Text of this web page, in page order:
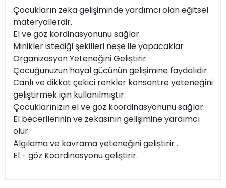
Çocukların zeka gelişiminde yardımcı olan eğitsel
materyallerdir.
El ve göz kordinasyonunu sağlar.
Minikler istediği şekilleri neşe ile yapacaklar
Organizasyon Yeteneğini Geliştirir.
Çocuğunuzun hayal gücünün gelişimine faydalıdır.
Canlı ve dikkat çekici renkler konsantre yeteneğini
geliştirmek için kullanılmıştır.
Çocuklarınızın el ve göz koordinasyonunu sağlar.
El becerilerinin ve zekasının gelişimine yardımcı
olur
Algılama ve kavrama yeteneğini geliştirir .
El - göz Koordinasyonu geliştirir.